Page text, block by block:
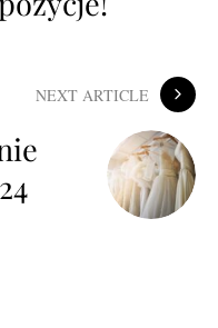
NEXT ARTICLE